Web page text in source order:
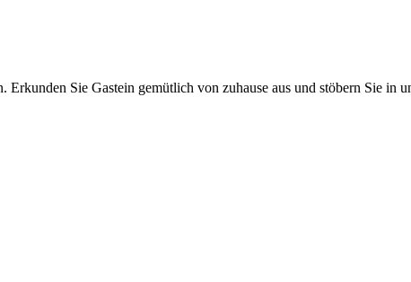
Sie Gastein gemütlich von zuhause aus und stöbern Sie in